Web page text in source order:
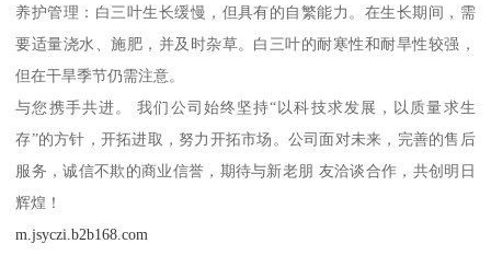
养护管理：白三叶生长缓慢，但具有的自繁能力。在生长期间，需
要适量浇水、施肥，并及时杂草。白三叶的耐寒性和耐旱性较强，
但在干旱季节仍需注意。
与您携手共进。 我们公司始终坚持“以科技求发展，以质量求生
存”的方针，开拓进取，努力开拓市场。公司面对未来，完善的售后
服务，诚信不欺的商业信誉，期待与新老朋 友洽谈合作，共创明日
辉煌！
m.jsyczi.b2b168.com